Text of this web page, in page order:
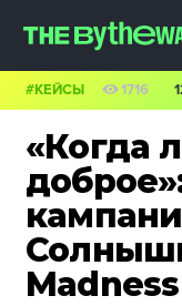
«Когда
Madness
#КЕЙСЫ 1716